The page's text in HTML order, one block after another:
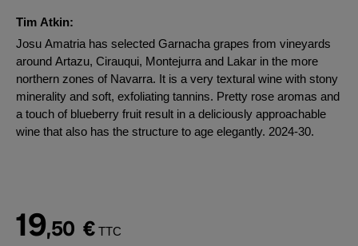
Tim Atkin:
Josu Amatria has selected Garnacha grapes from vineyards
around Artazu, Cirauqui, Montejurra and Lakar in the more
northern zones of Navarra. It is a very textural wine with stony
minerality and soft, exfoliating tannins. Pretty rose aromas and
a touch of blueberry fruit result in a deliciously approachable
wine that also has the structure to age elegantly. 2024-30.
19,50 € TTC